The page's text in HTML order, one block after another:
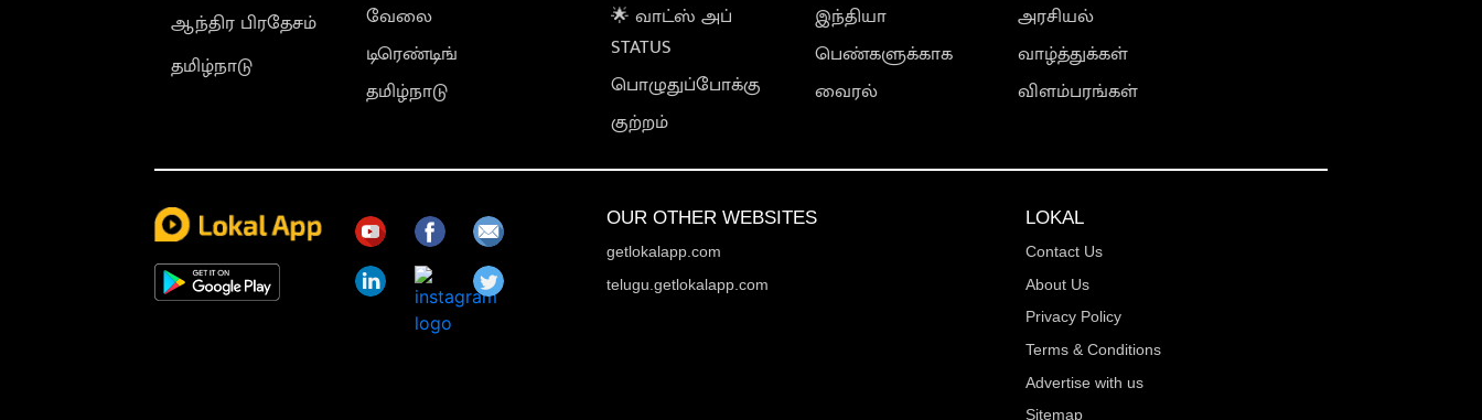
ஆந்திர பிரதேசம்
தமிழ்நாடு
வேலை
டிரெண்டிங்
தமிழ்நாடு
🌟 வாட்ஸ் அப்
STATUS
பொழுதுப்போக்கு
குற்றம்
இந்தியா
பெண்களுக்காக
வைரல்
அரசியல்
வாழ்த்துக்கள்
விளம்பரங்கள்
OUR OTHER WEBSITES
getlokalapp.com
telugu.getlokalapp.com
LOKAL
Contact Us
About Us
Privacy Policy
Terms & Conditions
Advertise with us
Sitemap